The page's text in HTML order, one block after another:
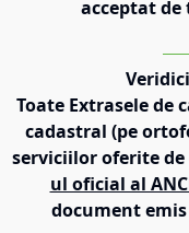
acceptat
Toate Extrasele de
cadastral (pe
serviciilor oferite
ul oficial al
document